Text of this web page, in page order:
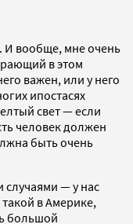
И вообще, мне очень
в этом
важен, или у него
ипостасях
свет — если
человек должен
быть очень
случаями — у нас
в Америке,
большой